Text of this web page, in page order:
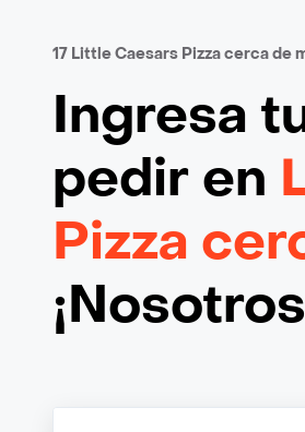
17 Little Caesars Pizza cerca de
Ingresa
pedir en
Pizza